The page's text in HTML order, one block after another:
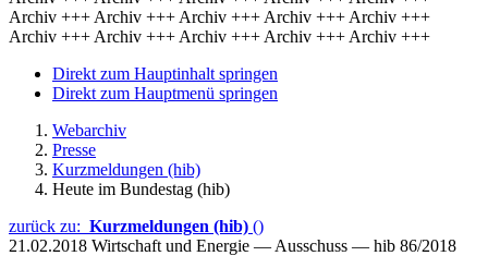
Archiv +++ Archiv +++ Archiv +++ Archiv +++ Archiv +++
Archiv +++ Archiv +++ Archiv +++ Archiv +++ Archiv +++
Direkt zum Hauptinhalt springen
Direkt zum Hauptmenü springen
Webarchiv
Presse
Kurzmeldungen (hib)
Heute im Bundestag (hib)
zurück zu: Kurzmeldungen (hib) ()
21.02.2018 Wirtschaft und Energie — Ausschuss — hib 86/2018